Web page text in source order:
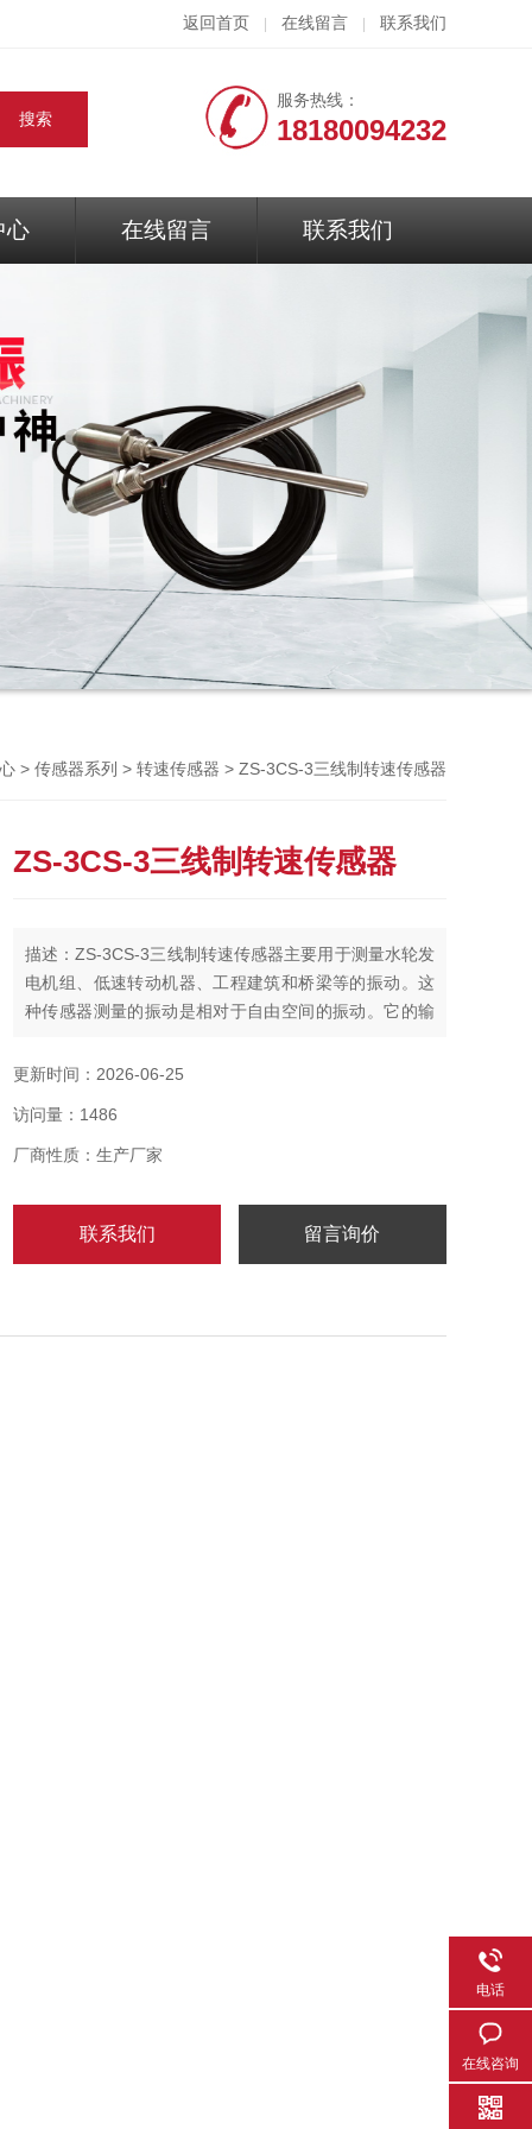
返回首页 在线留言 联系我们
服务热线：
18180094232
心 在线留言 联系我们
> 传感器系列 > 转速传感器 > ZS-3CS-3三线制转速传感器
ZS-3CS-3三线制转速传感器
描述：ZS-3CS-3三线制转速传感器主要用于测量水轮发
电机组、低速转动机器、工程建筑和桥梁等的振动。这
种传感器测量的振动是相对于自由空间的振动。它的输
这种传感器直接安装在机器的外部，故使用维护极为方
更新时间：2026-06-25
访问量：1486
厂商性质：生产厂家
联系我们 留言询价
电话
在线咨询